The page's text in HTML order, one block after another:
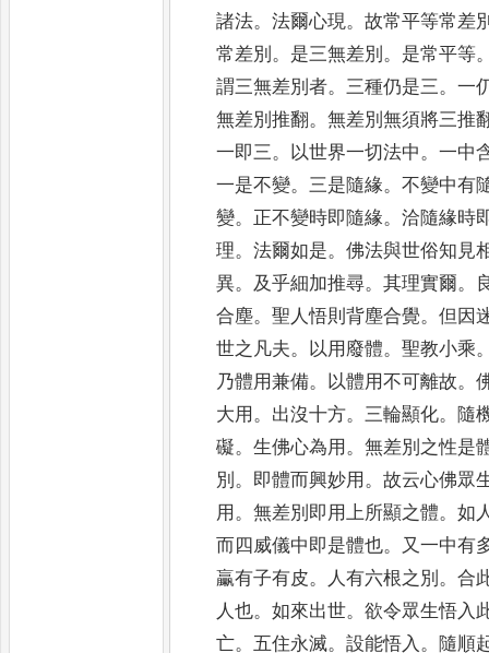
諸法。法爾心現 。故常平等常差
常差別 。 是三無差別 。 是常平等
謂三無差別者。 三種仍是三。一
無差別推翻。無差別無須將三推
一即三。 以世界一切法中 。一中
一是不變。 三是隨緣。不變中有
變。 正不變時即隨緣。洽隨緣時
理。法爾如是。佛法與世俗知見
異。 及乎細加推尋。其理實爾。
合塵。聖人悟則背塵合覺。但因
世之凡夫。 以用廢體。聖教小乘
乃體用兼備。 以體用不可離故。
大用 。 出沒十方。 三輪顯化。 隨
礙。生佛心為用 。無差別之性是
別 。 即體而興妙用 。故云心佛眾
用 。無差別即用上所顯之體。如
而四威儀中即是體也。
又一中有
臝有子有皮。 人有六根之別 。合
人也。如來出世。欲令眾生悟入
亡。 五住永滅。設能悟入 。 隨順